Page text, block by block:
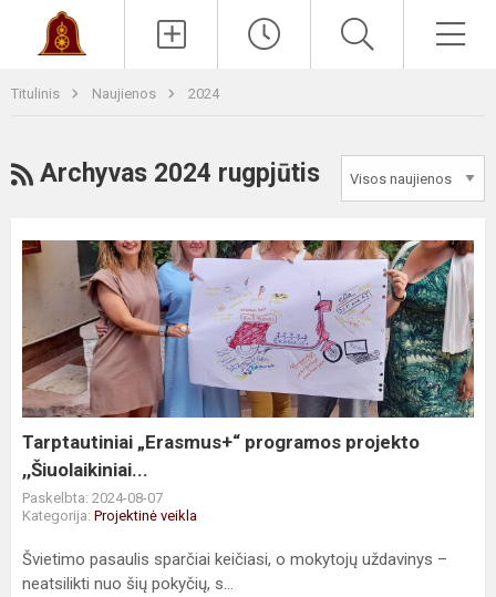
Titulinis Naujienos 2024
RSS
Archyvas 2024 rugpjūtis
Tarptautiniai
„Erasmus+“
programos
projekto
,,Šiuolaikiniai...
Tarptautiniai „Erasmus+“ programos projekto
,,Šiuolaikiniai...
Paskelbta: 2024-08-07
Kategorija: Projektinė veikla
Švietimo pasaulis sparčiai keičiasi, o mokytojų uždavinys –
neatsilikti nuo šių pokyčių, s...